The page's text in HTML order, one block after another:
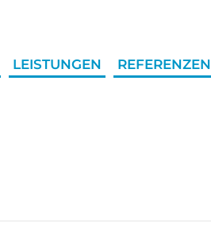
LEISTUNGEN REFERENZEN